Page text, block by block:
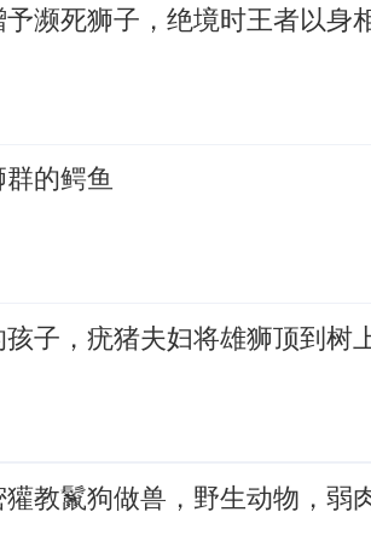
濒死狮子，绝境时王者以身
的鳄鱼
子，疣猪夫妇将雄狮顶到树
教鬣狗做兽，野生动物，弱